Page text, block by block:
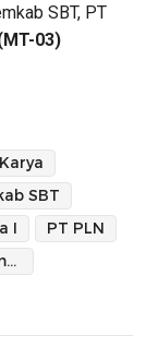
SBT, PT
03)
SBT
I
PT PLN
Seram Bagian Timur